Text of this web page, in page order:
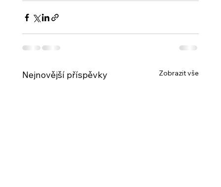
Nejnovější příspěvky Zobrazit vše